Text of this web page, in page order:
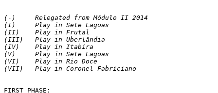
(-) 	Relegated from Módulo II 2014
(I)	Play in Sete Lagoas
(II)	Play in Frutal
(III)	Play in Uberlândia
(IV)	Play in Itabira
(V)	Play in Sete Lagoas
(VI)	Play in Rio Doce
(VII)	Play in Coronel Fabriciano